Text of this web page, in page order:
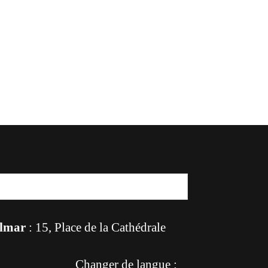
: 15, Place de la Cathédrale
Changer de langue :